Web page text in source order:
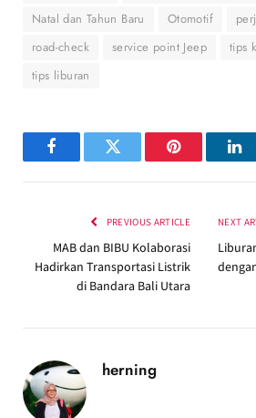
Natal dan Tahun Baru
Otomotif
road-check
service point Jeep
tips
tips liburan
FacebookTwitter Pinterest
PREVIOUS ARTICLE
MAB dan BIBU Kolaborasi
Hadirkan Transportasi Listrik
di Bandara Bali Utara
NEXT
herning